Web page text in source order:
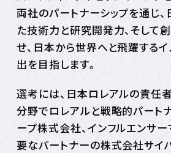
両社のパートナーシップを通じ
た技術力と研究開発力、そして
せ、日本から世界へと飛躍する
出を目指します。
選考には、日本ロレアルの責任
分野でロレアルと戦略的パート
ープ株式会社、インフルエンサ
要なパートナーの株式会社サイ